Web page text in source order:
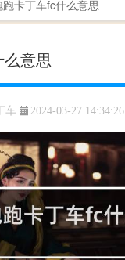
跑卡丁车fc什么意思
意思
车 2024-03-27 14:34:26